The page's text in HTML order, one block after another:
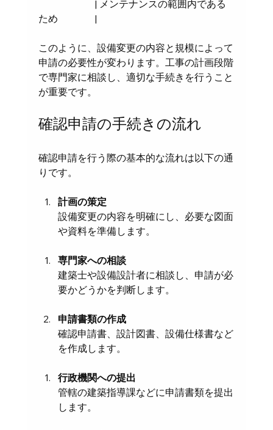
                       | メンテナンスの範囲内である
ため               |
このように、設備変更の内容と規模によって
申請の必要性が変わります。工事の計画段階
で専門家に相談し、適切な手続きを行うこと
が重要です。
確認申請の手続きの流れ
確認申請を行う際の基本的な流れは以下の通
りです。
計画の策定
設備変更の内容を明確にし、必要な図面
や資料を準備します。
専門家への相談
建築士や設備設計者に相談し、申請が必
要かどうかを判断します。
申請書類の作成
確認申請書、設計図書、設備仕様書など
を作成します。
行政機関への提出
管轄の建築指導課などに申請書類を提出
します。